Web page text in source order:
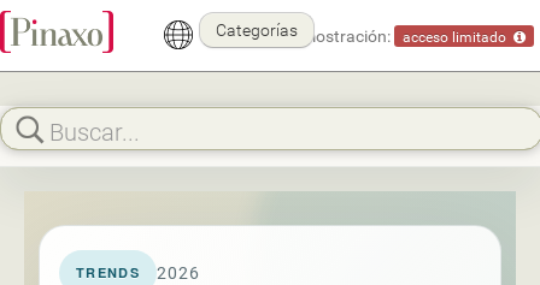
Modo demostración: acceso limitado
Categorías
TRENDS 2026